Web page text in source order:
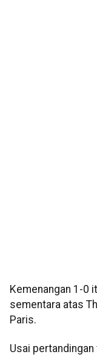
Kemenangan 1-0
sementara atas
Paris.
Usai